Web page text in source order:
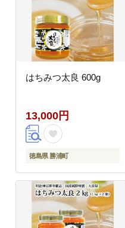
はちみつ太良 600g
13,000円
徳島県 勝浦町